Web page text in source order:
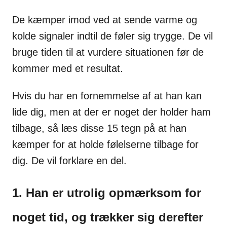
De kæmper imod ved at sende varme og
kolde signaler indtil de føler sig trygge. De vil
bruge tiden til at vurdere situationen før de
kommer med et resultat.
Hvis du har en fornemmelse af at han kan
lide dig, men at der er noget der holder ham
tilbage, så læs disse 15 tegn på at han
kæmper for at holde følelserne tilbage for
dig. De vil forklare en del.
1. Han er utrolig opmærksom for
noget tid, og trækker sig derefter